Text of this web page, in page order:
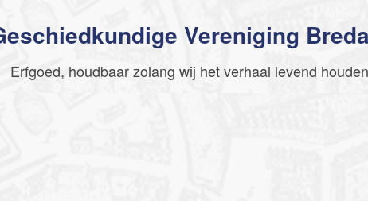
Vereniging
Erfgoed, houdbaar zolang wij het verhaal levend houden